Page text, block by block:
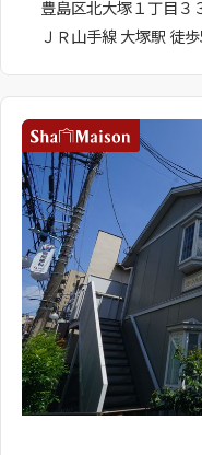
豊島区北大塚１丁目３
ＪＲ山手線 大塚駅 徒